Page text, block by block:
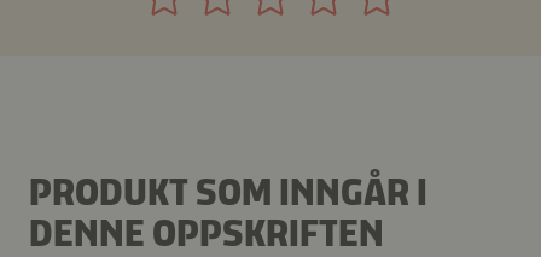
PRODUKT SOM INNGÅR I
DENNE OPPSKRIFTEN